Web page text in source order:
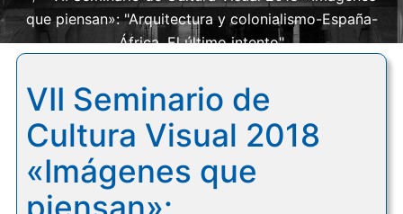
que piensan»: "Arquitectura y colonialismo-España-
África. El último intento"
VII Seminario de
Cultura Visual 2018
«Imágenes que